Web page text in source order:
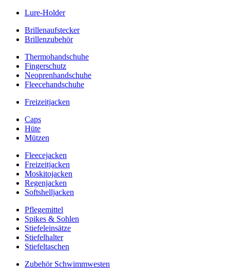
Lure-Holder
Brillenaufstecker
Brillenzubehör
Thermohandschuhe
Fingerschutz
Neoprenhandschuhe
Fleecehandschuhe
Freizeitjacken
Caps
Hüte
Mützen
Fleecejacken
Freizeitjacken
Moskitojacken
Regenjacken
Softshelljacken
Pflegemittel
Spikes & Sohlen
Stiefeleinsätze
Stiefelhalter
Stiefeltaschen
Zubehör Schwimmwesten